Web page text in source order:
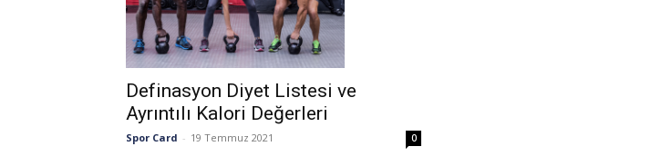
Definasyon Diyet Listesi ve
Ayrıntılı Kalori Değerleri
Spor Card - 19 Temmuz 2021 0